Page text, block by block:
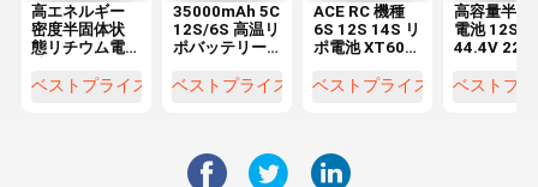
高エネルギー
密度半固体状
態リチウム電
22000mAh,
ベストプライス
35000mAh 5C
12S/6S 高温リ
ポバッテリー
ローン,クワッ
ベストプライス
ACE RC 機種
6S 12S 14S リ
ポ電池 XT60
用
ベストプライス
高容量半固
電池 12S
44.4V
電池パック
ベストプ